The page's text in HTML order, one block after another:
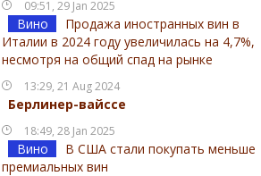
09:51, 29 Jan 2025
Вино
Продажа иностранных вин в
Италии в 2024 году увеличилась на 4,7%,
несмотря на общий спад на рынке
13:29, 21 Aug 2024
Берлинер-вайссе
18:49, 28 Jan 2025
Вино
В США стали покупать меньше
премиальных вин